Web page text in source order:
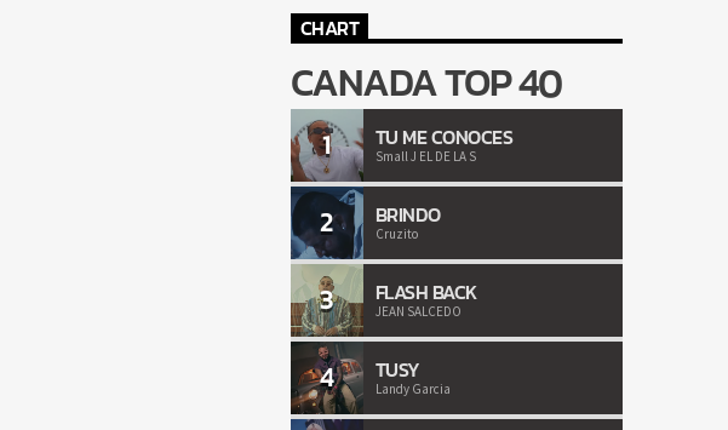
CHART
CANADA TOP 40
1 TU ME CONOCES
Small J EL DE LA S
2 BRINDO
Cruzito
3 FLASH BACK
JEAN SALCEDO
4 TUSY
Landy Garcia